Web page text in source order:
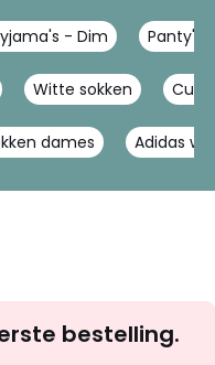
- Dim Panty's,
Witte sokken
dames Adidas
bestelling.